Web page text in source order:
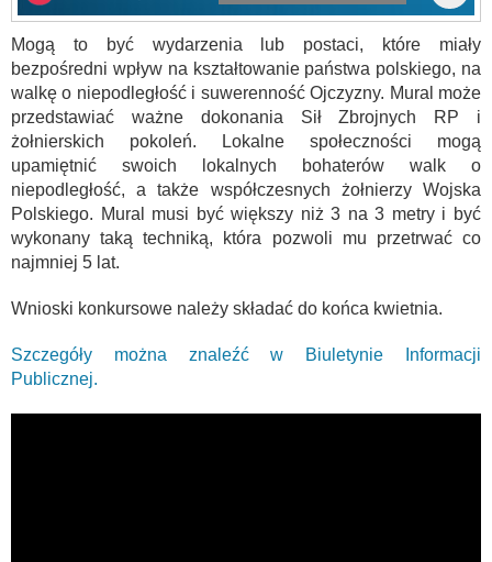
Mogą to być wydarzenia lub postaci, które miały
bezpośredni wpływ na kształtowanie państwa polskiego, na
walkę o niepodległość i suwerenność Ojczyzny. Mural może
przedstawiać ważne dokonania Sił Zbrojnych RP i
żołnierskich pokoleń. Lokalne społeczności mogą
upamiętnić swoich lokalnych bohaterów walk o
niepodległość, a także współczesnych żołnierzy Wojska
Polskiego. Mural musi być większy niż 3 na 3 metry i być
wykonany taką techniką, która pozwoli mu przetrwać co
najmniej 5 lat.
Wnioski konkursowe należy składać do końca kwietnia.
Szczegóły można znaleźć w Biuletynie Informacji
Publicznej.